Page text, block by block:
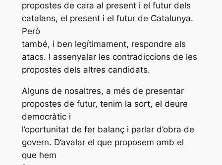
propostes de cara al present i el futur dels
catalans, el present i el futur de Catalunya.
Però
també, i ben legítimament, respondre als
atacs. I assenyalar les contradiccions de les
propostes dels altres candidats.
Alguns de nosaltres, a més de presentar
propostes de futur, tenim la sort, el deure
democràtic i
l’oportunitat de fer balanç i parlar d’obra de
govern. D’avalar el que proposem amb el
que hem